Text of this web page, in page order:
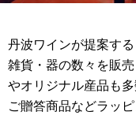
丹波ワインが提案す
雑貨・器の数々を販
やオリジナル産品も
ご贈答商品などラッ